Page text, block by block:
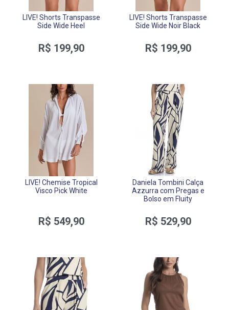
LIVE! Shorts Transpasse
Side Wide Heel
R$ 199,90
LIVE! Shorts Transpasse
Side Wide Noir Black
R$ 199,90
LIVE! Chemise Tropical
Visco Pick White
R$ 549,90
Daniela Tombini Calça
Azzurra com Pregas e
Bolso em Fluity
R$ 529,90